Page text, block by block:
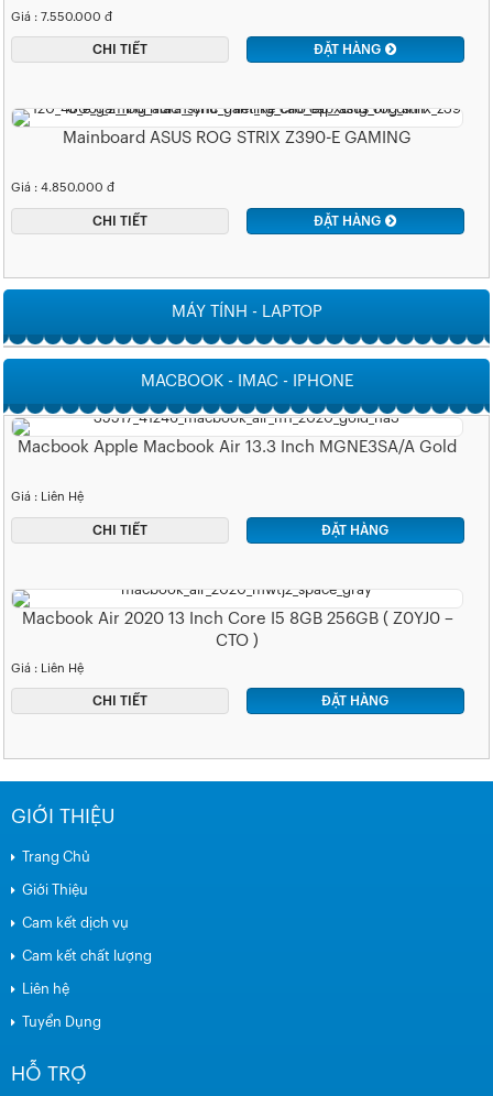
Giá : 7.550.000 đ
CHI TIẾT ĐẶT HÀNG
Mainboard ASUS ROG STRIX Z390-E GAMING
Giá : 4.850.000 đ
CHI TIẾT ĐẶT HÀNG
MÁY TÍNH - LAPTOP
MACBOOK - IMAC - IPHONE
Macbook Apple Macbook Air 13.3 Inch MGNE3SA/A Gold
Giá : Liên Hệ
CHI TIẾT ĐẶT HÀNG
Macbook Air 2020 13 Inch Core I5 8GB 256GB ( Z0YJ0 –
CTO )
Giá : Liên Hệ
CHI TIẾT ĐẶT HÀNG
GIỚI THIỆU
Trang Chủ
Giới Thiệu
Cam kết dịch vụ
Cam kết chất lượng
Liên hệ
Tuyển Dụng
HỖ TRỢ